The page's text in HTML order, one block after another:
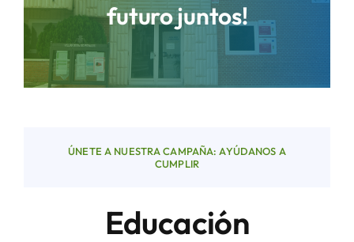
Áreas
Sede Electrónica
Buscar:
futuro juntos!
ÚNETE A NUESTRA CAMPAÑA: AYÚDANOS A
CUMPLIR
Educación